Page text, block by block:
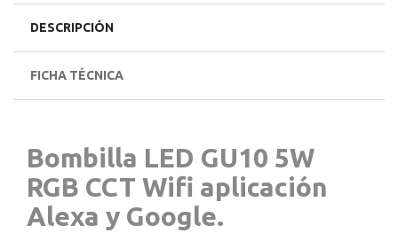
DESCRIPCIÓN
FICHA TÉCNICA
Bombilla LED GU10 5W
RGB CCT Wifi aplicación
Alexa y Google.